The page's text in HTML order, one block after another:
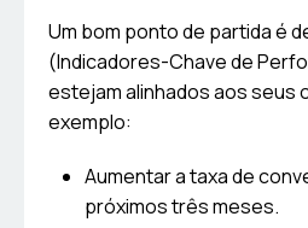
Um bom ponto de partida é
(Indicadores-Chave de
estejam alinhados aos seus
exemplo:
Aumentar a taxa de
próximos três meses.